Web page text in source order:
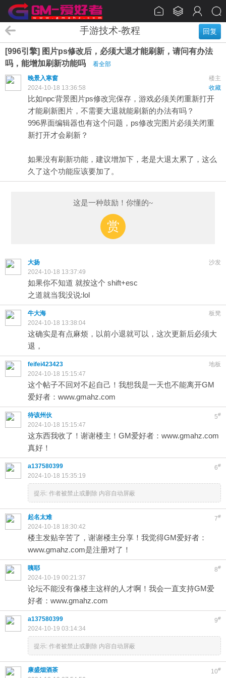
回复
手游技术-教程
[996引擎] 图片ps修改后，必须大退才能刷新，请问有办法
吗，能增加刷新功能吗
看全部
楼主
晚景入寒窗
收藏
2024-10-18 13:36:58
比如npc背景图片ps修改完保存，游戏必须关闭重新打开
才能刷新图片，不需要大退就能刷新的办法有吗？
996界面编辑器也有这个问题，ps修改完图片必须关闭重
新打开才会刷新？
如果没有刷新功能，建议增加下，老是大退太累了，这么
久了这个功能应该要加了。
这是一种鼓励！你懂的~
赏
沙发
大扬
2024-10-18 13:37:49
如果你不知道 就按这个 shift+esc
之道就当我没说:lol
板凳
牛大海
2024-10-18 13:38:04
这确实是有点麻烦，以前小退就可以，这次更新后必须大
退，
地板
feifei423423
2024-10-18 15:15:47
这个帖子不回对不起自己！我想我是一天也不能离开GM
爱好者：www.gmahz.com
5#
待该州伙
2024-10-18 15:15:47
这东西我收了！谢谢楼主！GM爱好者：www.gmahz.com
真好！
6#
a137580399
2024-10-18 15:35:19
提示: 作者被禁止或删除 内容自动屏蔽
7#
起名太难
2024-10-18 18:30:42
楼主发贴辛苦了，谢谢楼主分享！我觉得GM爱好者：
www.gmahz.com是注册对了！
8#
咦耶
2024-10-19 00:21:37
论坛不能没有像楼主这样的人才啊！我会一直支持GM爱
好者：www.gmahz.com
9#
a137580399
2024-10-19 03:14:34
提示: 作者被禁止或删除 内容自动屏蔽
10#
康盛烟酒茶